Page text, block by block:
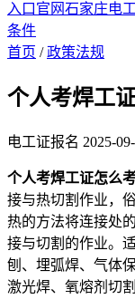
入口官网石家庄电
条件
首页 /政策法规
个人考焊工
电工证报名 2025-
个人考焊工证怎么
接与热切割作业，
热的方法将连接处
接与切割的作业。
刨、埋弧焊、气体
激光焊、氧熔剂切